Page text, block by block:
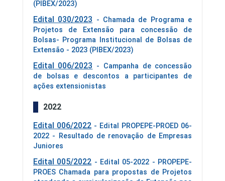
(PIBEX/2023)
Edital 030/2023 - Chamada de Programa e
Projetos de Extensão para concessão de
Bolsas- Programa Institucional de Bolsas de
Extensão - 2023 (PIBEX/2023)
Edital 006/2023 - Campanha de concessão
de bolsas e descontos a participantes de
ações extensionistas
2022
Edital 006/2022- Edital PROPEPE-PROED 06-
2022 - Resultado de renovação de Empresas
Juniores
Edital 005/2022 - Edital 05-2022 - PROPEPE-
PROES Chamada para propostas de Projetos